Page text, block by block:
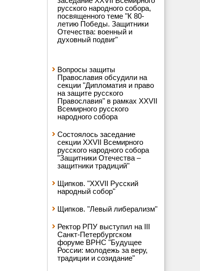
русского народного собора,
посвященного теме "К 80-
летию Победы. Защитники
Отечества: военный и
духовный подвиг"
Вопросы защиты
Православия обсудили на
секции "Дипломатия и право
на защите русского
Православия" в рамках XXVII
Всемирного русского
народного собора
Состоялось заседание
секции XXVII Всемирного
русского народного собора
"Защитники Отечества –
защитники традиций"
Щипков. "XXVII Русский
народный собор"
Щипков. "Левый либерализм"
Ректор РПУ выступил на III
Санкт-Петербургском
форуме ВРНС "Будущее
России: молодежь за веру,
традиции и созидание"